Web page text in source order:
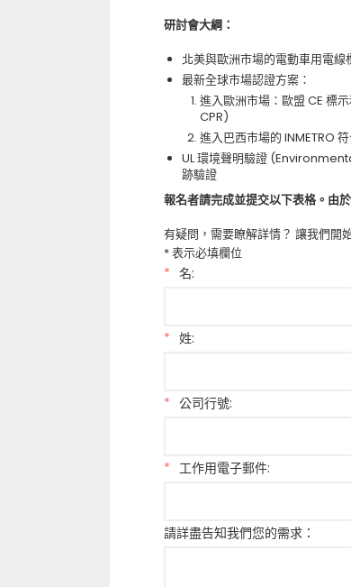
研討會大綱：
北美與歐洲市場的電動車用電
最新全球市場認證方案：
進入歐洲市場：歐盟 CE 標
CPR)
進入巴西市場的 INMETRO
UL 環境聲明驗證
跡驗證
報名者請完成並提交以下表格。由
有疑問，需要瞭解詳情？ 讓我們開
* 表示必填欄位
* 名:
* 姓:
* 公司行號:
* 工作用電子郵件:
請詳盡告知我們您的需求：